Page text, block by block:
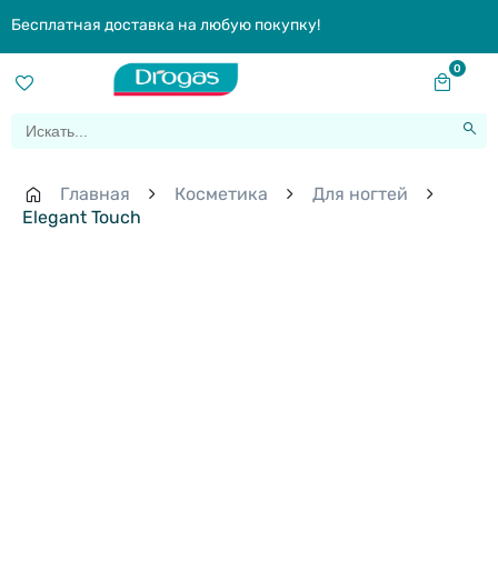
Бесплатная доставка на любую покупку!
0
Главная Косметика
Для ногтей
Elegant Touch